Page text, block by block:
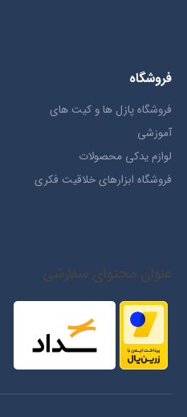
فروشگاه
فروشگاه پازل ها و کیت های
آموزشی
لوازم یدکی محصولات
فروشگاه ابزارهای خلاقیت فکری
عنوان محتوای سفارشی